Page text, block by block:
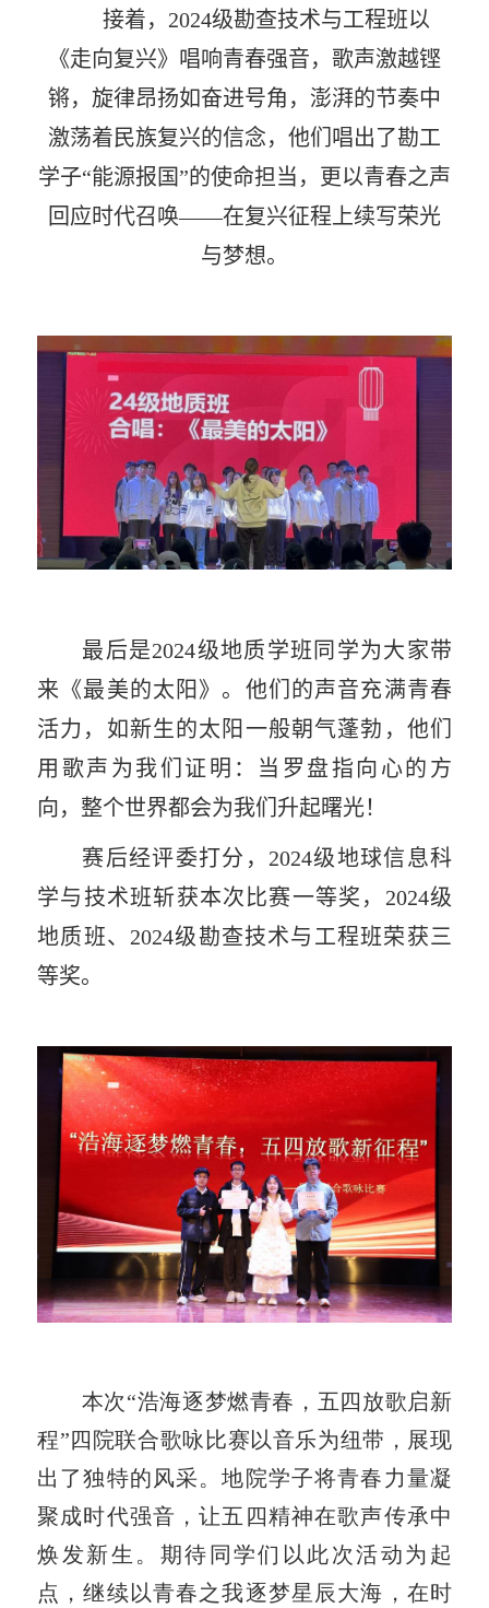
接着， 2024级勘查技术与工程班以
《走向复兴》唱响青春强音，歌声激越铿
锵，旋律昂扬如奋进号角，澎湃的节奏中
激荡着民族复兴的信念，他们唱出了勘工
学子“能源报国”的使命担当，更以青春之声
回应时代召唤——在复兴征程上续写荣光
与梦想。
最后是2024级地质学班同学为大家带
来《最美的太阳》。他们的声音充满青春
活力，如新生的太阳一般朝气蓬勃，他们
用歌声为我们证明：当罗盘指向心的方
向，整个世界都会为我们升起曙光！
赛后经评委打分， 2024级地球信息科
学与技术班斩获本次比赛一等奖， 2024级
地质班、 2024级勘查技术与工程班荣获三
等奖。
本次“浩海逐梦燃青春，五四放歌启新
程”四院联合歌咏比赛以音乐为纽带，展现
出了独特的风采。地院学子将青春力量凝
聚成时代强音，让五四精神在歌声传承中
焕发新生。期待同学们以此次活动为起
点，继续以青春之我逐梦星辰大海，在时